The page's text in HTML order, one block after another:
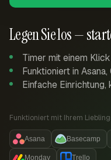
Legen Sie los —
Timer mit einem
Funktioniert in
Einfache Einrichtung,
Funktioniert mit Ihrem
Asana Basecamp
Monday Trello